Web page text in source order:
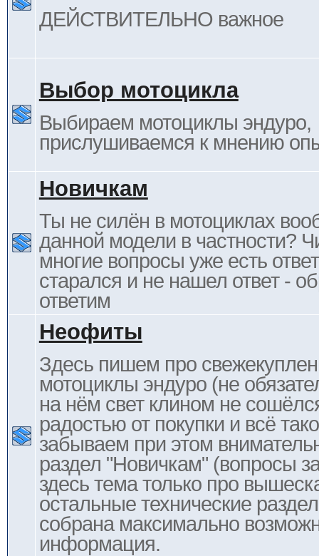
ДЕЙСТВИТЕЛЬНО важное
Выбор мотоцикла
Выбираем мотоциклы эндуро,
прислушиваемся к мнению
Новичкам
Ты не силён в мотоциклах
данной модели в частности?
многие вопросы уже есть
старался и не нашел ответ -
ответим
Неофиты
Здесь пишем про
мотоциклы эндуро (не
на нём свет клином не
радостью от покупки и всё
забываем при этом
раздел "Новичкам" (вопросы
здесь тема только про
остальные технические
собрана максимально
информация.